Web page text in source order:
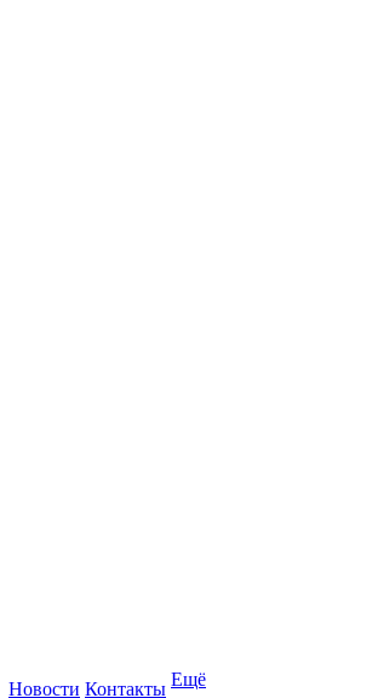
Новости Контакты Ещё